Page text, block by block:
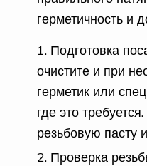
герметичность и
Подготовка
очистите и при
герметик или
где это
резьбовую пасту
Проверка